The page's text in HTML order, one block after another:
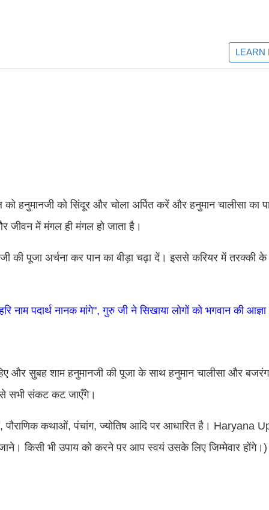
हनुमानजी को सिंदूर और चोला अर्पित करें और हनुमान चालीसा का
में मंगल ही मंगल हो जाता है।
की पूजा अर्चना कर पान का बीड़ा चढ़ा दें। इससे करियर में तरक्की
पदार्थ नानक मांगे", गुरु जी ने सिखाया लोगों को भगवान की
और सुबह शाम हनुमानजी की पूजा के साथ हनुमान चालीसा और बजरंग
सभी संकट कट जाएँगे।
पौराणिक कथाओं, पंचांग, ज्योतिष आदि पर आधारित है। Haryana
किसी भी उपाय को करने पर आप स्वयं उसके लिए जिम्मेवार होंगे।)